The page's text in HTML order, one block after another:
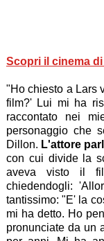
Scopri il cinema
"Ho chiesto a Lars
film?' Lui mi ha
raccontato nei
personaggio che
Dillon. L'attore
con cui divide la
aveva visto il
chiedendogli:
tantissimo: "E' la
mi ha detto. Ho
pronunciate da un